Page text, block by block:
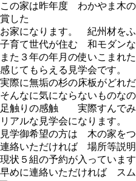
この家は昨年度 わかやま木
賞した
お家になります。 紀州材を
子育て世代が住む 和モダン
また３年の年月の使いこまれ
感じてもらえる見学会です。
実際に無垢の杉の床板がどれ
そんなに気にならないものな
足触りの感触 実際すんでみ
リアルな見学会になります。
見学御希望の方は 木の家を
連絡いただければ 場所等説
現状５組の予約が入っていま
早めに連絡いただければ ス